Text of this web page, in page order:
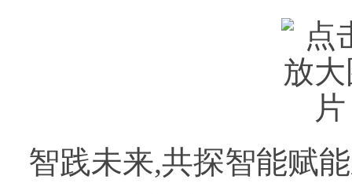
智践未来,共探智能赋